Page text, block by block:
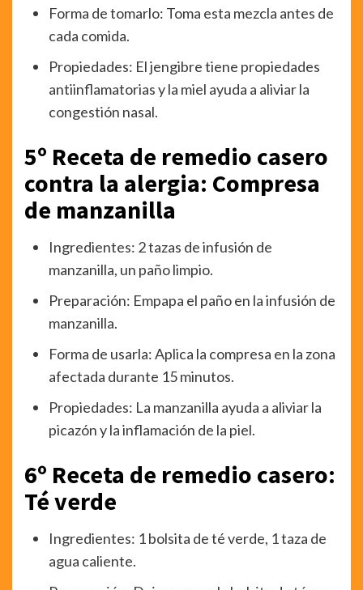
Forma de tomarlo: Toma esta mezcla antes de
cada comida.
Propiedades: El jengibre tiene propiedades
antiinflamatorias y la miel ayuda a aliviar la
congestión nasal.
5º Receta de remedio casero
contra la alergia: Compresa
de manzanilla
Ingredientes: 2 tazas de infusión de
manzanilla, un paño limpio.
Preparación: Empapa el paño en la infusión de
manzanilla.
Forma de usarla: Aplica la compresa en la zona
afectada durante 15 minutos.
Propiedades: La manzanilla ayuda a aliviar la
picazón y la inflamación de la piel.
6º Receta de remedio casero:
Té verde
Ingredientes: 1 bolsita de té verde, 1 taza de
agua caliente.